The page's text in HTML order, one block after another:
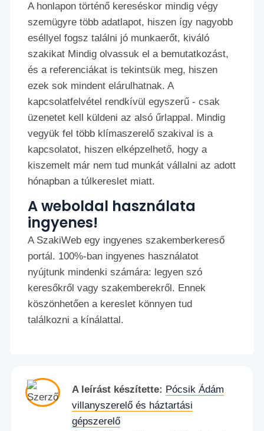
A honlapon történő kereséskor mindig végy
szemügyre több adatlapot, hiszen így nagyobb
eséllyel fogsz találni jó munkaerőt, kiváló
szakikat Mindig olvassuk el a bemutatkozást,
és a referenciákat is tekintsük meg, hiszen
ezek sok mindent elárulhatnak. A
kapcsolatfelvétel rendkívül egyszerű - csak
üzenetet kell küldeni az alsó űrlappal. Mindig
vegyük fel több klímaszerelő szakival is a
kapcsolatot, hiszen elképzelhető, hogy a
kiszemelt már nem tud munkát vállalni az adott
hónapban a túlkereslet miatt.
A weboldal használata
ingyenes!
A SzakiWeb egy ingyenes szakemberkereső
portál. 100%-ban ingyenes használatot
nyújtunk mindenki számára: legyen szó
keresőkről vagy szakemberekről. Ennek
köszönhetően a kereslet könnyen tud
találkozni a kínálattal.
A leírást készítette: Pócsik Ádám
villanyszerelő és háztartási
gépszerelő